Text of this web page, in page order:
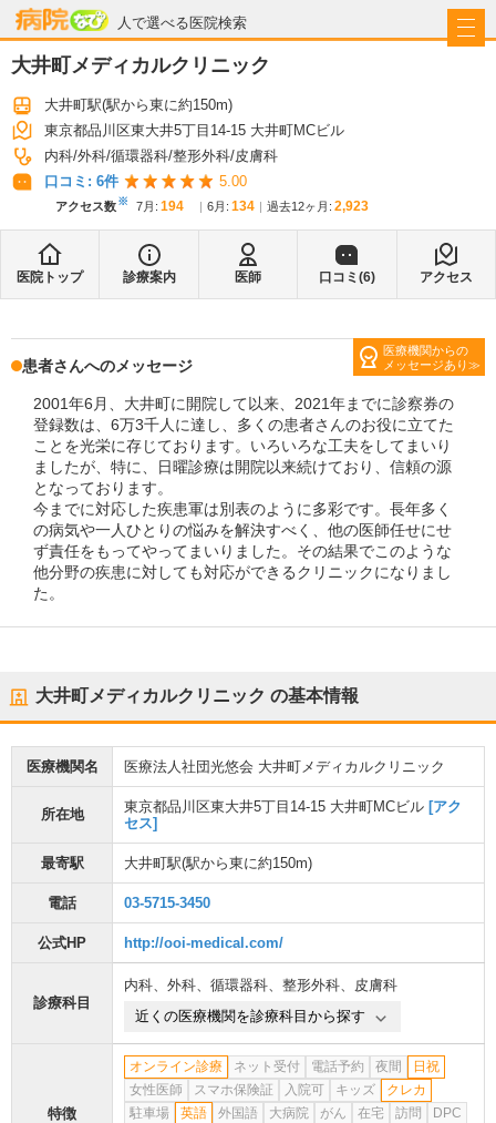
人で選べる医院検索
病院なび
大井町メディカルクリニック
大井町駅(駅から東に約150m)
東京都品川区東大井5丁目14-15 大井町MCビル
内科 外科 循環器科 整形外科 皮膚科
口コミ: 6件 5.00
アクセス数※ 7月 : 194 6月 : 134 過去12ヶ月: 2,923
医院トップ 診療案内 医師 口コミ(6) アクセス
医療機関からの
メッセージあり
患者さんへのメッセージ
2001年6月、大井町に開院して以来、2021年までに診察券の
登録数は、6万3千人に達し、多くの患者さんのお役に立てた
ことを光栄に存じております。いろいろな工夫をしてまいり
ましたが、特に、日曜診療は開院以来続けており、信頼の源
となっております。
今までに対応した疾患軍は別表のように多彩です。長年多く
の病気や一人ひとりの悩みを解決すべく、他の医師任せにせ
ず責任をもってやってまいりました。その結果でこのような
他分野の疾患に対しても対応ができるクリニックになりまし
た。
大井町メディカルクリニック の基本情報
医療機関名 医療法人社団光悠会 大井町メディカルクリニック
所在地 東京都品川区東大井5丁目14-15 大井町MCビル [アク
セス]
最寄駅 大井町駅(駅から東に約150m)
電話 03-5715-3450
公式HP http://ooi-medical.com/
診療科目
内科、 外科、 循環器科、 整形外科、 皮膚科
近くの医療機関を診療科目から探す
特徴
オンライン診療 ネット受付 電話予約 夜間
日祝
女性医師
スマホ保険証 入院可 キッズ
クレカ
駐車場
英語 外国語 大病院 がん 在宅 訪問
DPC